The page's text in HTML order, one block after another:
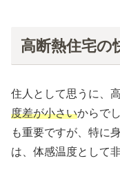
高断熱住宅の
住人として思うに、
度差が小さいからで
も重要ですが、特に
は、体感温度として